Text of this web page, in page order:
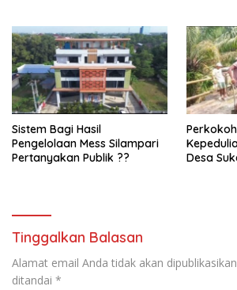
Sistem Bagi Hasil
Pengelolaan Mess Silampari
Pertanyakan Publik ??
Desa
Tinggalkan Balasan
Alamat email Anda tidak akan
ditandai *